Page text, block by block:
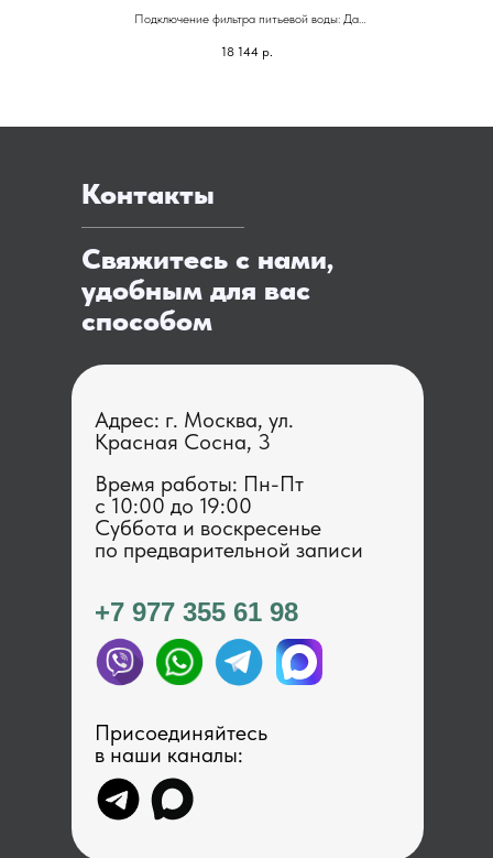
Подключение фильтра питьевой воды: Да
Высота смесителя: 370 мм
18 144 р.
Контакты
Свяжитесь с нами,
удобным для вас
способом
Адрес: г. Москва, ул.
Красная Сосна, 3
+7 977 355 61 98
Время работы: Пн-Пт
с 1 0:00 до 19:00
Суббота и воскресенье
по предварительной записи
Присоединяйтесь
в наши каналы: